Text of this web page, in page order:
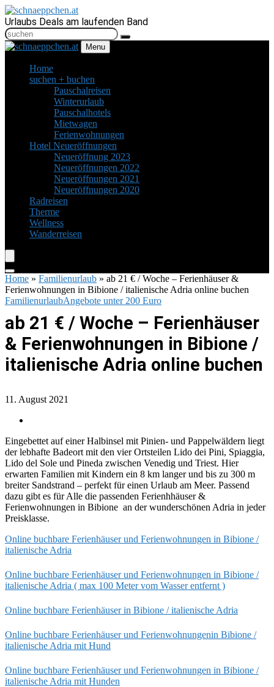
Urlaubs Deals am laufenden Band
Menu
Home
suchen + buchen
Pauschalreisen
Winterurlaub
Pauschalhotels
Mietwagen
Ferienwohnungen
Hotel Neueröffnungen
Neueröffnung 2023
Neueröffnungen 2022
Neueröffnungen 2021
Neueröffnungen 2020
Radreisen
Therme
Wellness
Wanderreisen
Home » Familienurlaub » ab 21 € / Woche – Ferienhäuser &
Ferienwohnungen in Bibione / italienische Adria online buchen
FamilienurlaubAngebote unter 200 Euro
ab 21 € / Woche – Ferienhäuser
& Ferienwohnungen in Bibione /
italienische Adria online buchen
11. August 2021
Eingebettet auf einer Halbinsel mit Pinien- und Pappelwäldern liegt
der lebhafte Badeort mit den vier Ortsteilen Lido dei Pini, Spiaggia,
Lido del Sole und Pineda zwischen Venedig und Triest. Hier
erwarten Familien mit Kindern ein 8 km langer und bis zu 300 m
breiter Sandstrand – perfekt für einen Urlaub am Meer. Passend
dazu gibt es für Alle die passenden Ferienhhäuser &
Ferienwohnungen in Bibione an der wunderschönen Adria in jeder
Preisklasse.
Online buchbare Ferienhäuser und Ferienwohnungen in Bibione /
italienische Adria
Online buchbare Ferienhäuser und Ferienwohnungen in Bibione /
italienische Adria ( max 100 Meter vom Wasser entfernt )
Online buchbare Ferienhäuser in Bibione / italienische Adria
Online buchbare Ferienhäuser und Ferienwohnungenin Bibione /
italienische Adria mit Hund
Online buchbare Ferienhäuser und Ferienwohnungen in Bibione /
italienische Adria mit Hunden